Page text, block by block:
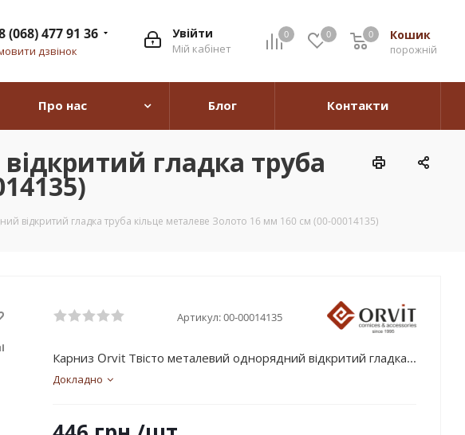
0 0 Кошик
0
порожній
0
Увійти
Мій кабінет
(068) 477 91 36
дзвінок
Про нас Блог Контакти
гладка труба
відкритий гладка труба кільце металеве Золото 16 мм 160 см (00-00014135)
Артикул:00-00014135
Карниз Orvit Твісто металевий однорядний відкритий гладка...
Докладно